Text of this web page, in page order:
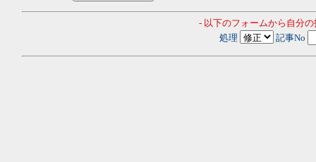
- 以下のフォームから自分
処理
記事No